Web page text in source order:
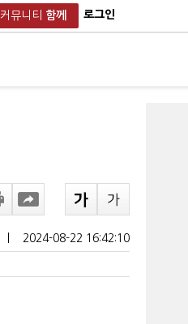
커뮤니티 함께 로그인
2024-08-22 16:42:10